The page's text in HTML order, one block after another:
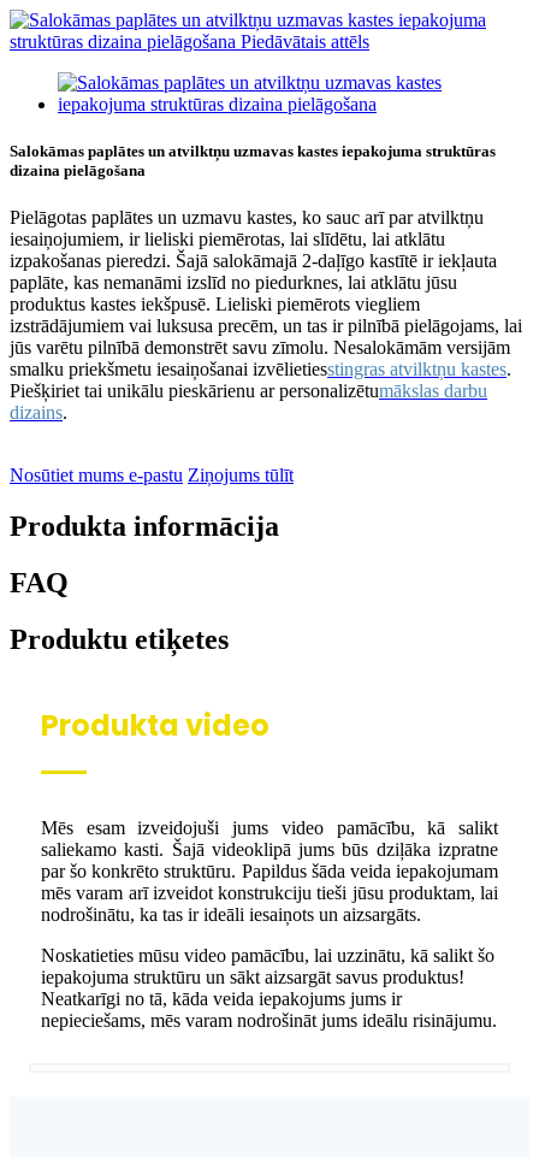
Salokāmas paplātes un atvilktņu uzmavas kastes iepakojuma struktūras
dizaina pielāgošana
Pielāgotas paplātes un uzmavu kastes, ko sauc arī par atvilktņu
iesaiņojumiem, ir lieliski piemērotas, lai slīdētu, lai atklātu
izpakošanas pieredzi. Šajā salokāmajā 2-daļīgo kastītē ir iekļauta
paplāte, kas nemanāmi izslīd no piedurknes, lai atklātu jūsu
produktus kastes iekšpusē. Lieliski piemērots viegliem
izstrādājumiem vai luksusa precēm, un tas ir pilnībā pielāgojams, lai
jūs varētu pilnībā demonstrēt savu zīmolu. Nesalokāmām versijām
smalku priekšmetu iesaiņošanai izvēlietiesstingras atvilktņu kastes.
Piešķiriet tai unikālu pieskārienu ar personalizētumākslas darbu
dizains.
Nosūtiet mums e-pastu Ziņojums tūlīt
Produkta informācija
FAQ
Produktu etiķetes
Produkta video
Mēs esam izveidojuši jums video pamācību, kā salikt
saliekamo kasti. Šajā videoklipā jums būs dziļāka izpratne
par šo konkrēto struktūru. Papildus šāda veida iepakojumam
mēs varam arī izveidot konstrukciju tieši jūsu produktam, lai
nodrošinātu, ka tas ir ideāli iesaiņots un aizsargāts.
Noskatieties mūsu video pamācību, lai uzzinātu, kā salikt šo
iepakojuma struktūru un sākt aizsargāt savus produktus!
Neatkarīgi no tā, kāda veida iepakojums jums ir
nepieciešams, mēs varam nodrošināt jums ideālu risinājumu.